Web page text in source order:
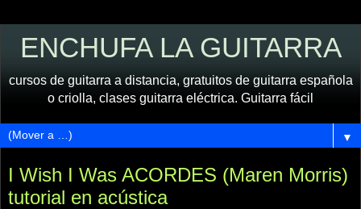
ENCHUFA LA GUITARRA
cursos de guitarra a distancia, gratuitos de guitarra española
o criolla, clases guitarra eléctrica. Guitarra fácil
▼
I Wish I Was ACORDES (Maren Morris)
tutorial en acústica